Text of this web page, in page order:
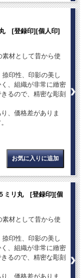
[登録印][個人印]
材として昔から使
印性、印影の美し
、組織が非常に緻密
るので、精密な彫刻
、価格差がありま
ミリ丸 [登録印][個
材として昔から使
印性、印影の美し
、組織が非常に緻密
るので、精密な彫刻
、価格差がありま